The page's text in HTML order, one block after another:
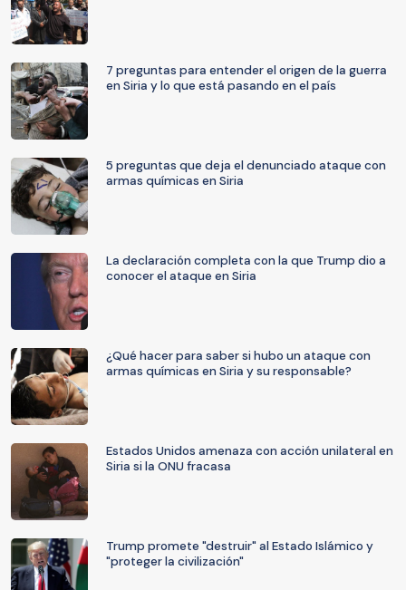
7 preguntas para entender el origen de la guerra
en Siria y lo que está pasando en el país
5 preguntas que deja el denunciado ataque con
armas químicas en Siria
La declaración completa con la que Trump dio a
conocer el ataque en Siria
¿Qué hacer para saber si hubo un ataque con
armas químicas en Siria y su responsable?
Estados Unidos amenaza con acción unilateral en
Siria si la ONU fracasa
Trump promete "destruir" al Estado Islámico y
"proteger la civilización"